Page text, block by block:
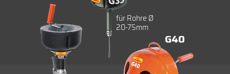
für Rohre Ø
20-75mm
G40